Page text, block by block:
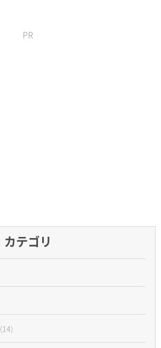
PR
カテゴリ
(14)